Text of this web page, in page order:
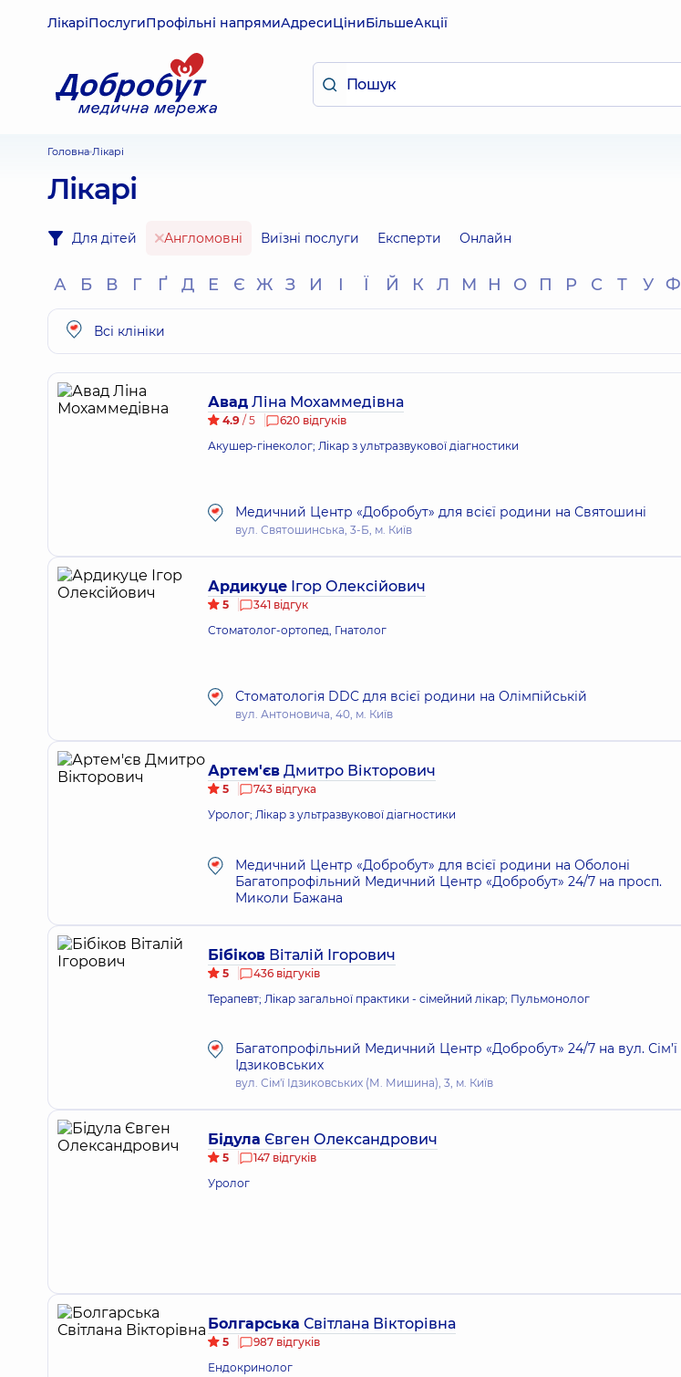
ЛікаріПослугиПрофільні напрямиАдресиЦіниБільшеАкції
Головна Лікарі
Лікарі
Для дітей Англомовні Виїзні послуги Експерти Онлайн
А Б В Г Ґ Д Е Є Ж З И І Ї Й К Л М Н О П Р С Т У Ф
Всі клініки
Авад Ліна Мохаммедівна
4.9 / 5
620 відгуків
Акушер-гінеколог; Лікар з ультразвукової діагностики
Медичний Центр «Добробут» для всієї родини на Святошині
вул. Святошинська, 3-Б, м. Київ
Ардикуце Ігор Олексійович
5
341 відгук
Стоматолог-ортопед, Гнатолог
Стоматологія DDC для всієї родини на Олімпійській
вул. Антоновича, 40, м. Київ
Артем'єв Дмитро Вікторович
5
743 відгука
Уролог; Лікар з ультразвукової діагностики
Медичний Центр «Добробут» для всієї родини на Оболоні
Багатопрофільний Медичний Центр «Добробут» 24/7 на просп.
Миколи Бажана
Бібіков Віталій Ігорович
5
436 відгуків
Терапевт; Лікар загальної практики - сімейний лікар; Пульмонолог
Багатопрофільний Медичний Центр «Добробут» 24/7 на вул. Сім’ї
Ідзиковських
вул. Сім'ї Ідзиковських (М. Мишина), 3, м. Київ
Бідула Євген Олександрович
5
147 відгуків
Уролог
Болгарська Світлана Вікторівна
5
987 відгуків
Ендокринолог